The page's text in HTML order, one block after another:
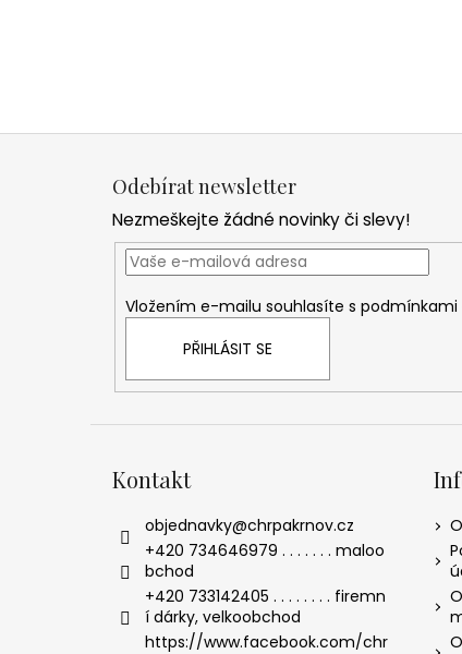
Odebírat newsletter
Nezmeškejte žádné novinky či slevy!
Vložením e-mailu souhlasíte s podmínkami
PŘIHLÁSIT SE
Kontakt
objednavky@chrpakrnov.cz
+420 734646979 . . . . . . . maloo
bchod
+420 733142405 . . . . . . . . firemn
í dárky, velkoobchod
https://www.facebook.com/chr